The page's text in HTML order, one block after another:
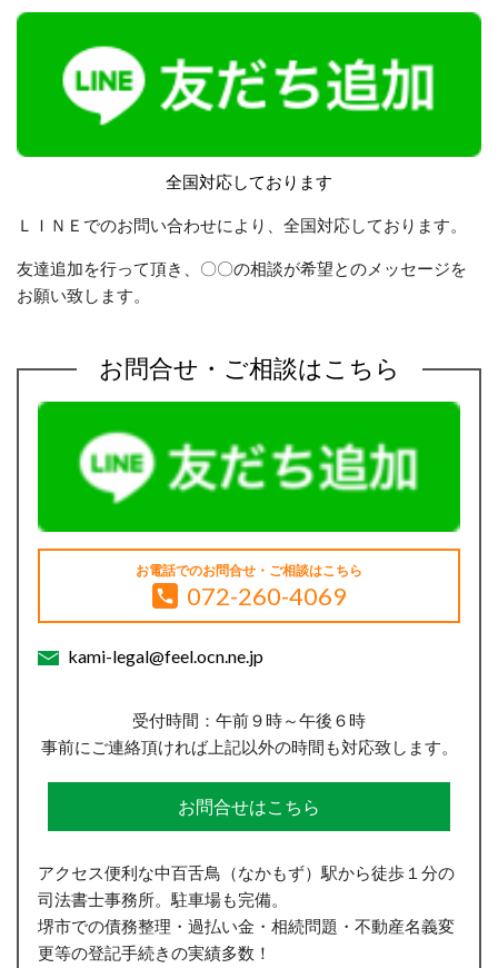
全国対応しております
ＬＩＮＥでのお問い合わせにより、全国対応しております。
友達追加を行って頂き、〇〇の相談が希望とのメッセージを
お願い致します。
お問合せ・ご相談はこちら
お電話でのお問合せ・ご相談はこちら
072-260-4069
kami-legal@feel.ocn.ne.jp
受付時間：午前９時～午後６時
事前にご連絡頂ければ上記以外の時間も対応致します。
お問合せはこちら
アクセス便利な中百舌鳥（なかもず）駅から徒歩１分の
司法書士事務所。駐車場も完備。
堺市での債務整理・過払い金・相続問題・不動産名義変
更等の登記手続きの実績多数！